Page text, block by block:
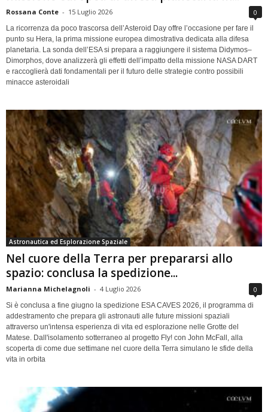
Rossana Conte - 15 Luglio 2026 0
La ricorrenza da poco trascorsa dell’Asteroid Day offre l’occasione per fare il
punto su Hera, la prima missione europea dimostrativa dedicata alla difesa
planetaria. La sonda dell’ESA si prepara a raggiungere il sistema Didymos–
Dimorphos, dove analizzerà gli effetti dell’impatto della missione NASA DART
e raccoglierà dati fondamentali per il futuro delle strategie contro possibili
minacce asteroidali
Astronautica ed Esplorazione Spaziale
Nel cuore della Terra per prepararsi allo
spazio: conclusa la spedizione...
Marianna Michelagnoli - 4 Luglio 2026 0
Si è conclusa a fine giugno la spedizione ESA CAVES 2026, il programma di
addestramento che prepara gli astronauti alle future missioni spaziali
attraverso un'intensa esperienza di vita ed esplorazione nelle Grotte del
Matese. Dall'isolamento sotterraneo al progetto Fly! con John McFall, alla
scoperta di come due settimane nel cuore della Terra simulano le sfide della
vita in orbita